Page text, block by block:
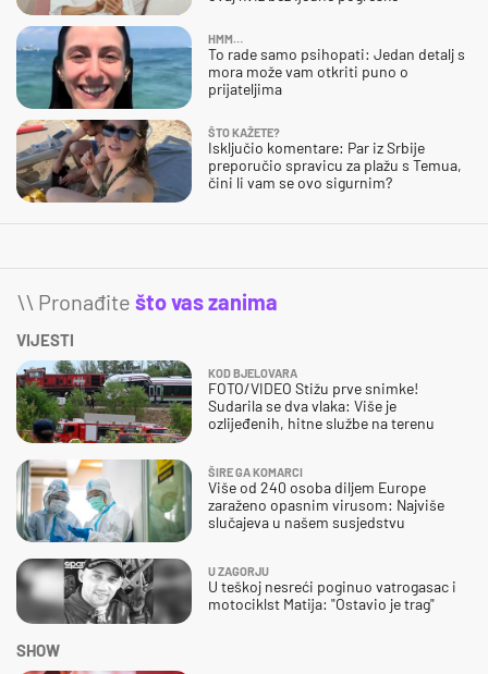
HMM…
To rade samo psihopati: Jedan detalj s
mora može vam otkriti puno o
prijateljima
ŠTO KAŽETE?
Isključio komentare: Par iz Srbije
preporučio spravicu za plažu s Temua,
čini li vam se ovo sigurnim?
\\ Pronađite što vas zanima
VIJESTI
KOD BJELOVARA
FOTO/VIDEO Stižu prve snimke!
Sudarila se dva vlaka: Više je
ozlijeđenih, hitne službe na terenu
ŠIRE GA KOMARCI
Više od 240 osoba diljem Europe
zaraženo opasnim virusom: Najviše
slučajeva u našem susjedstvu
U ZAGORJU
U teškoj nesreći poginuo vatrogasac i
motociklst Matija: "Ostavio je trag"
SHOW